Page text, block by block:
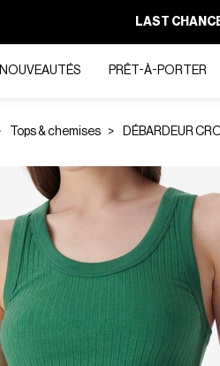
LAST
NOUVEAUTÉS PRÊT-À-PORTER
Tops & chemises DÉBARDEUR